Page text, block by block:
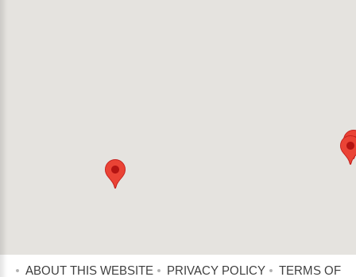
ABOUT THIS WEBSITE PRIVACY POLICY TERMS OF